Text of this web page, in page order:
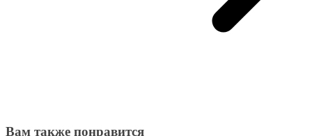
Вам также понравится